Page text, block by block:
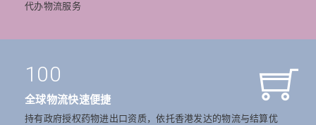
代办物流服务
100
全球物流快速便捷
持有政府授权药物进出口资质，依托香港发达的物流与结算优